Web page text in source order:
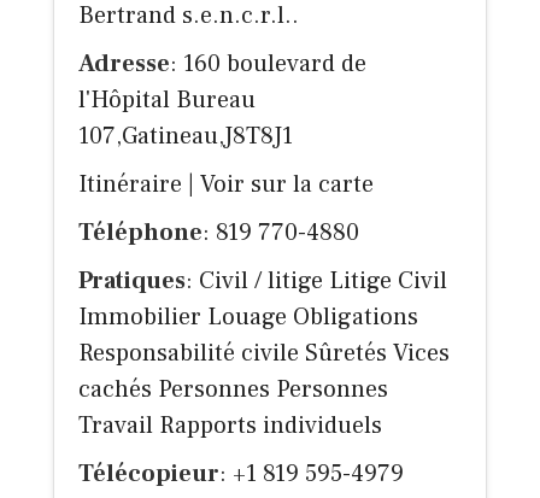
Bertrand s.e.n.c.r.l..
Adresse: 160 boulevard de
l'Hôpital Bureau
107,Gatineau,J8T8J1
Itinéraire
Voir sur la carte
Téléphone: 819 770-4880
Pratiques: Civil / litige Litige Civil
Immobilier Louage Obligations
Responsabilité civile Sûretés Vices
cachés Personnes Personnes
Travail Rapports individuels
Télécopieur: +1 819 595-4979